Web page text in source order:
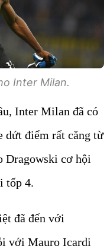
Inter Milan.
Inter Milan đã có
dứt điểm rất căng từ
Dragowski cơ hội
tốp 4.
đã đến với
với Mauro Icardi